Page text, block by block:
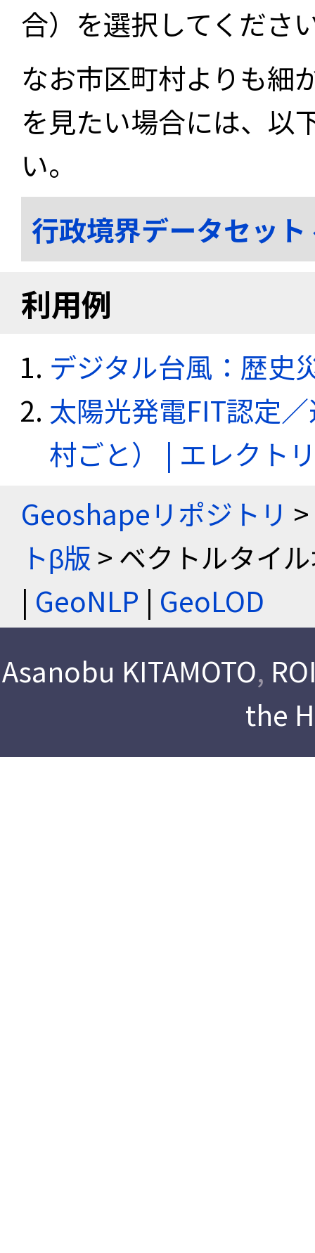
合）を選択してくださ
なお市区町村よりも細
を見たい場合には、以
い。
行政境界データセッ
利用例
デジタル台風：歴史
太陽光発電FIT認定
村ごと） | エレクト
Geoshapeリポジトリ >
トβ版 > ベクトルタイ
| GeoNLP | GeoLOD
Asanobu KITAMOTO,
the